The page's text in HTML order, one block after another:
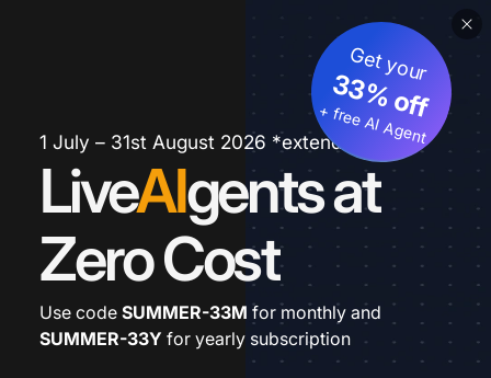
1 July – 31st August 2026 *extended
LiveAIgents at
Zero Cost
Get your
33% off
+ free AI Agent
Use code SUMMER-33M for monthly and
SUMMER-33Y for yearly subscription